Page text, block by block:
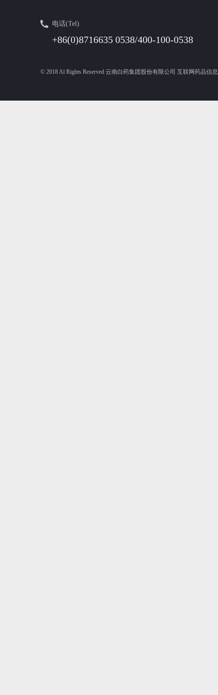
电话(Tel)
+86(0)8716635 0538/400-100-0538
© 2018 Al Rights Reserved 云南白药集团股份有限公司 互联网药品信